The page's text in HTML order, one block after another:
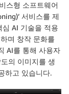
스형 소프트웨어
서비스를 제
AI 기술을 적용
며 창작 문화를
AI를 통해 사용자
의 이미지를 생
하고 있습니다.